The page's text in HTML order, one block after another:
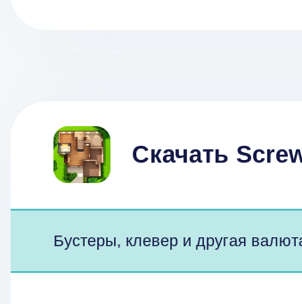
Скачать
Бустеры, клевер и другая